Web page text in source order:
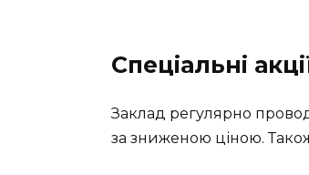
Спеціальні
Заклад регулярно
за зниженою ціною.